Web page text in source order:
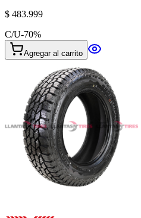
$ 483.999
C/U-70%
Agregar al carrito